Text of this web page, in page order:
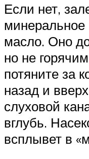
Если нет,
минеральное
масло. Оно
но не
потяните за
назад и
слуховой
вглубь.
всплывет в